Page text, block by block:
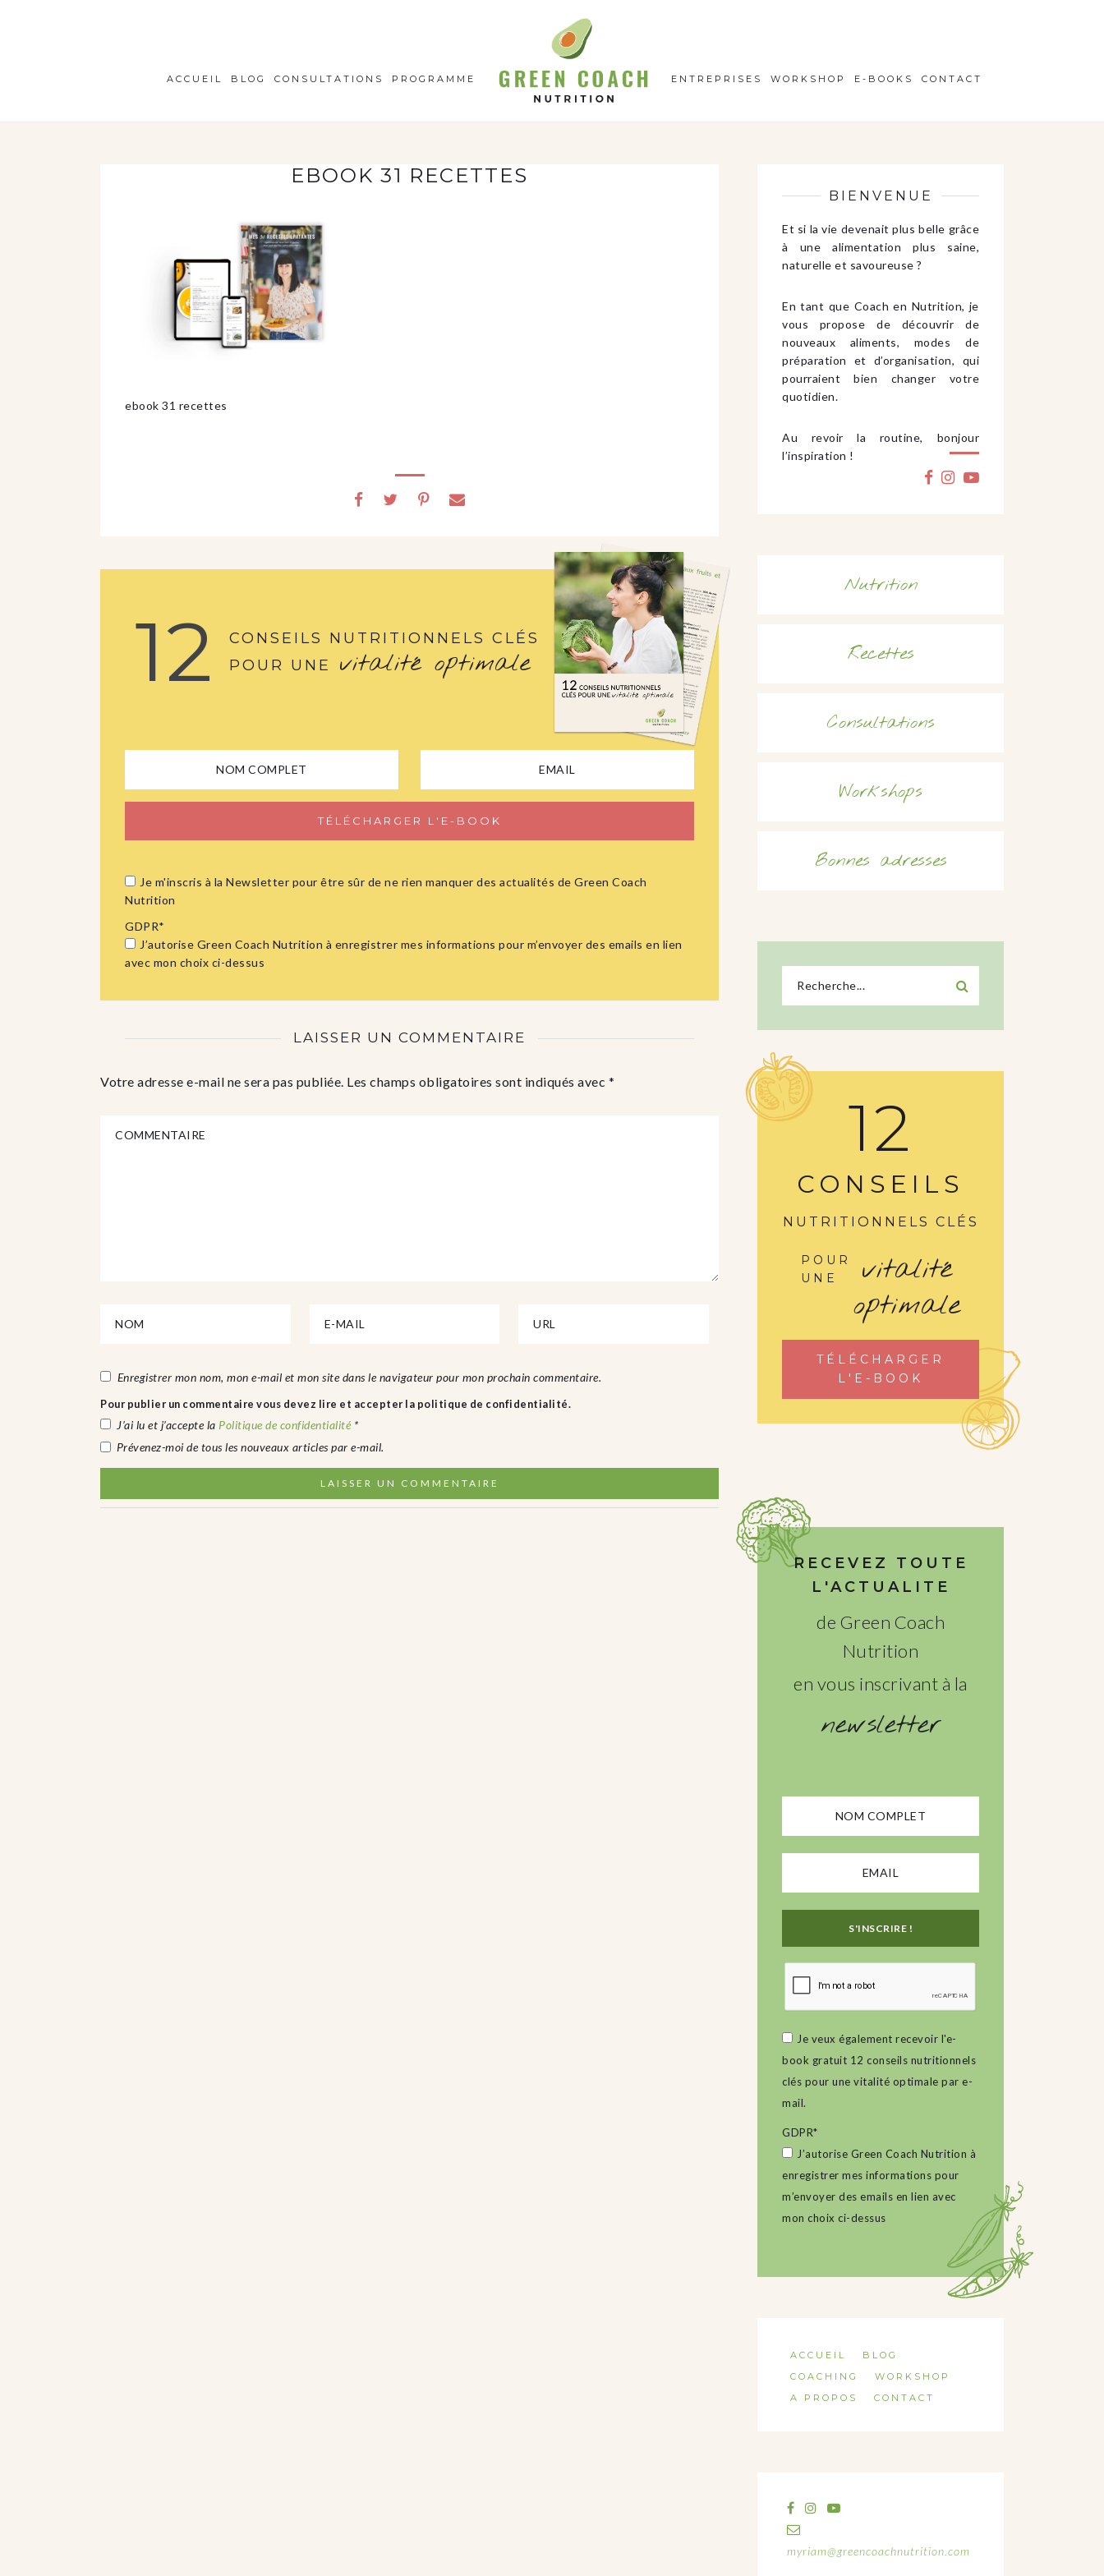
ACCUEIL BLOG CONSULTATIONS PROGRAMME
GCN
ENTREPRISES WORKSHOP E-BOOKS CONTACT
EBOOK 31 RECETTES
ebook 31 recettes
12
CONSEILS NUTRITIONNELS CLÉS
POUR UNE
vitalité optimale
Je m'inscris à la Newsletter pour être sûr de ne rien manquer des actualités de Green Coach
Nutrition
GDPR*
J’autorise Green Coach Nutrition à enregistrer mes informations pour m’envoyer des emails en lien
avec mon choix ci-dessus
LAISSER UN COMMENTAIRE
Votre adresse e-mail ne sera pas publiée. Les champs obligatoires sont indiqués avec *
Enregistrer mon nom, mon e-mail et mon site dans le navigateur pour mon prochain commentaire.
Pour publier un commentaire vous devez lire et accepter la politique de confidentialité.
J’ai lu et j’accepte la Politique de confidentialité *
Prévenez-moi de tous les nouveaux articles par e-mail.
BIENVENUE
Et si la vie devenait plus belle grâce
à une alimentation plus saine,
naturelle et savoureuse ?
En tant que Coach en Nutrition, je
vous propose de découvrir de
nouveaux aliments, modes de
préparation et d’organisation, qui
pourraient bien changer votre
quotidien.
Au revoir la routine, bonjour
l’inspiration !
Nutrition
Recettes
Consultations
Workshops
Bonnes adresses
12
CONSEILS
NUTRITIONNELS CLÉS
POUR
UNE
vitalité
optimale
TÉLÉCHARGER
L'E-BOOK
RECEVEZ TOUTE
L'ACTUALITE
de Green Coach
Nutrition
en vous inscrivant à la
newsletter
Je veux également recevoir l'e-
book gratuit 12 conseils nutritionnels
clés pour une vitalité optimale par e-
mail.
GDPR*
J’autorise Green Coach Nutrition à
enregistrer mes informations pour
m’envoyer des emails en lien avec
mon choix ci-dessus
ACCUEIL
BLOG
COACHING
WORKSHOP
A PROPOS
CONTACT
myriam@greencoachnutrition.com